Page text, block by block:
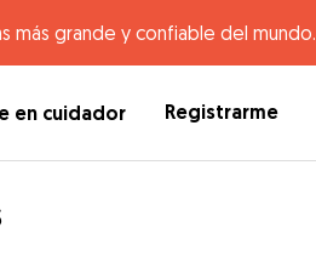
más grande y confiable del mundo.
en cuidador Registrarme